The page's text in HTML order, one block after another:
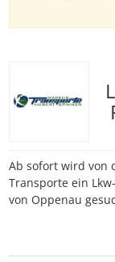
Ab sofort wird von
Transporte ein
von Oppenau